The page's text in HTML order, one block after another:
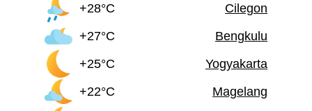
+28°C
Cilegon
+27°C
Bengkulu
+25°C
Yogyakarta
+22°C
Magelang